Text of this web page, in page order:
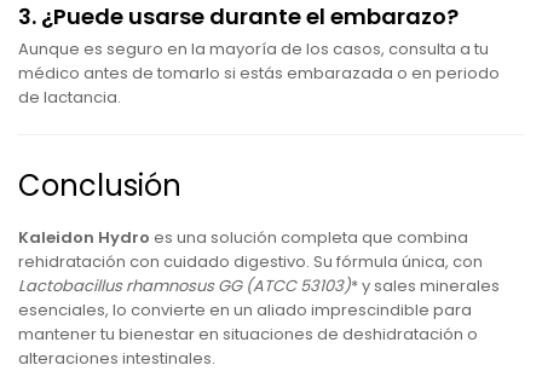
3. ¿Puede usarse durante el embarazo?
Aunque es seguro en la mayoría de los casos, consulta a tu
médico antes de tomarlo si estás embarazada o en periodo
de lactancia.
Conclusión
Kaleidon Hydro es una solución completa que combina
rehidratación con cuidado digestivo. Su fórmula única, con
Lactobacillus rhamnosus GG(ATCC 53103)* y sales minerales
esenciales, lo convierte en un aliado imprescindible para
mantener tu bienestar en situaciones de deshidratación o
alteraciones intestinales.